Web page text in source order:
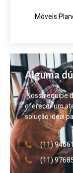
Móveis
Alguma
Nossa equipe
oferecer um
solução ideal
(11)
(11)